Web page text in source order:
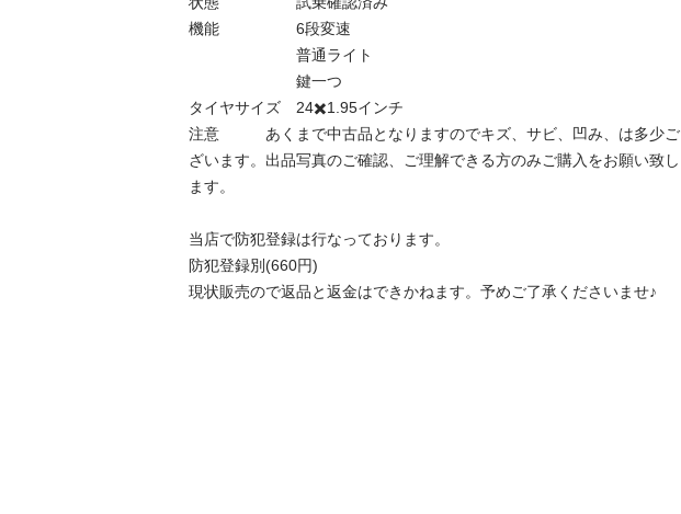
機能　　　　　6段変速
普通ライト
鍵一つ
タイヤサイズ　24✖️1.95インチ
注意　　　あくまで中古品となりますのでキズ、サビ、凹み、は多少ご
ざいます。出品写真のご確認、ご理解できる方のみご購入をお願い致し
ます。
当店で防犯登録は行なっております。
防犯登録別(660円)
現状販売ので返品と返金はできかねます。予めご了承くださいませ♪